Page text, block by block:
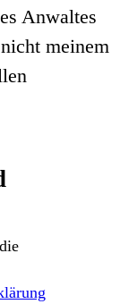
Anwaltes
meinem